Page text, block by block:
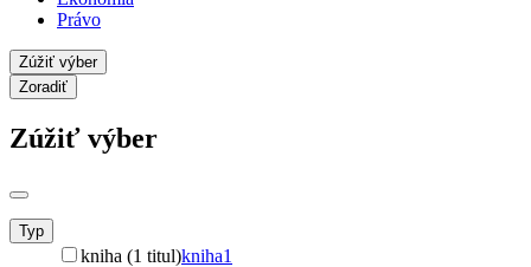
Právo
Zúžiť výber
Zoradiť
Zúžiť výber
Typ
kniha (1 titul)kniha1